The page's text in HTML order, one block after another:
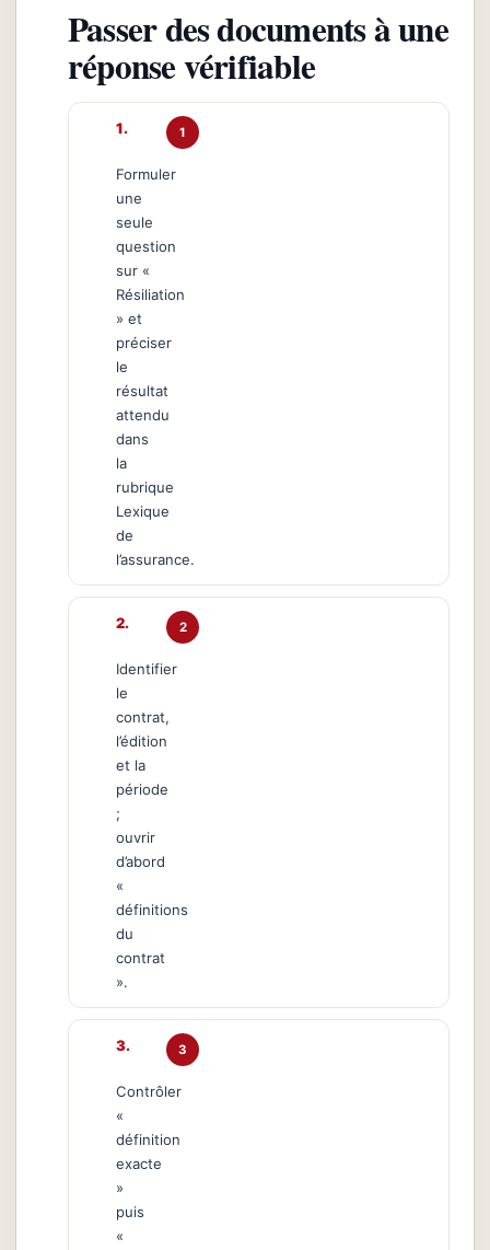
Passer des documents à une
réponse vérifiable
1
Formuler
une
seule
question
sur «
Résiliation
» et
préciser
le
résultat
attendu
dans
la
rubrique
Lexique
de
l’assurance.
2
Identifier
le
contrat,
l’édition
et la
période
;
ouvrir
d’abord
«
définitions
du
contrat
».
3
Contrôler
«
définition
exacte
»
puis
«